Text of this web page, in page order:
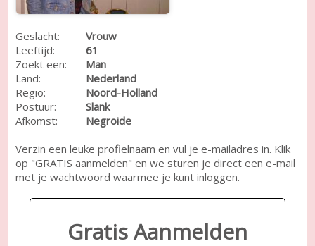
Geslacht:
Vrouw
Leeftijd:
61
Zoekt een:
Man
Land:
Nederland
Regio:
Noord-Holland
Postuur:
Slank
Afkomst:
Negroide
Verzin een leuke profielnaam en vul je e-mailadres in. Klik
op "GRATIS aanmelden" en we sturen je direct een e-mail
met je wachtwoord waarmee je kunt inloggen.
Gratis Aanmelden